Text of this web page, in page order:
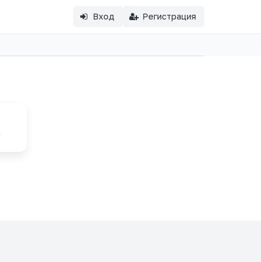
Вход Регистрация